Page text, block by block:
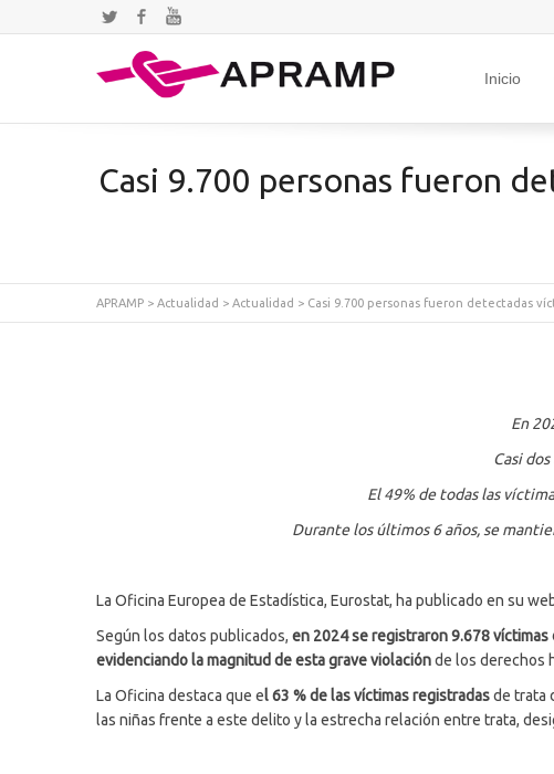
TwitterFacebook
Inicio
Casi 9.700 personas fueron
APRAMP > Actualidad > Actualidad > Casi 9.700 personas fueron detectadas
En
Casi
El 49% de todas las
Durante los últimos 6 años, se
La Oficina Europea de Estadística, Eurostat, ha publicado en su
Según los datos publicados, en 2024 se registraron 9.678
evidenciando la magnitud de esta grave violaciónde los derechos
La Oficina destaca que el 63 % de las víctimas registradasde trata
las niñas frente a este delito y la estrecha relación entre trata,